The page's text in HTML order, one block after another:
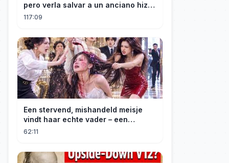
pero verla salvar a un anciano hizo
que el CEO se enamorara
117:09
Een stervend, mishandeld meisje
vindt haar echte vader – een
maffiabaas. Samen beginnen ze aan
62:11